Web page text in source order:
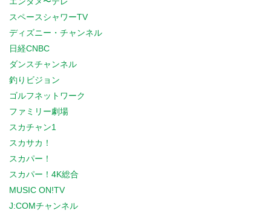
スペースシャワーTV
ディズニー・チャンネル
日経CNBC
ダンスチャンネル
釣りビジョン
ゴルフネットワーク
ファミリー劇場
スカチャン1
スカサカ！
スカパー！
スカパー！4K総合
MUSIC ON!TV
J:COMチャンネル